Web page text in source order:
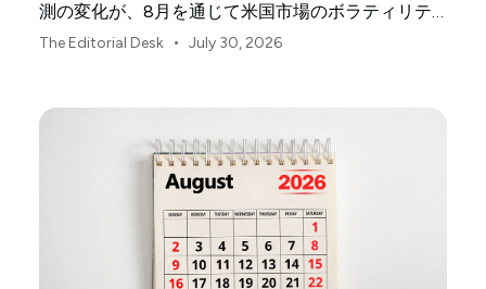
測の変化が、8月を通じて米国市場のボラティリテ
ィを左右する可能性があります。
The Editorial Desk • July 30, 2026